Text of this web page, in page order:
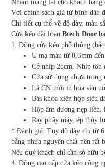
Nhằm mang lại cho khách
Với chính sách giá từ bình dân
Chi tiết cụ thể về độ dày, màu
Cửa kéo đài loan Btech Door
1. Dòng cửa kéo phổ thông
U mạ màu từ 0,6mm
Cở nhíp 28cm, Nhíp tôn
Cửa sử dụng nhựa trong
Lá CN mới in hoa văn
Bás khóa xiên hộp siêu
Hộp âm dương nẹp liền,
Ray phây máy, ép thủy
* Đánh giá: Tuy độ dày chỉ từ
bằng nhựa nguyên chất nên rất
Nếu quý khách chỉ cần sở hữu
4. Dòng cao cấp cửa kéo công